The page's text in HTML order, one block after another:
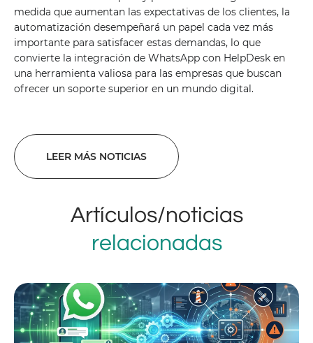
medida que aumentan las expectativas de los clientes, la
automatización desempeñará un papel cada vez más
importante para satisfacer estas demandas, lo que
convierte la integración de WhatsApp con HelpDesk en
una herramienta valiosa para las empresas que buscan
ofrecer un soporte superior en un mundo digital.
LEER MÁS NOTICIAS
Artículos/noticias
relacionadas